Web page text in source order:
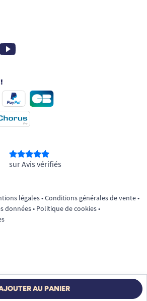
Youtube
sur Avis vérifiés
légales•Conditions générales de vente•
données• Politique de cookies•
AU PANIER